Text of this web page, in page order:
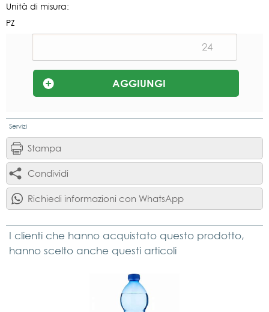
Unità di misura:
PZ
Servizi
Stampa
Condividi
Richiedi informazioni con WhatsApp
I clienti che hanno acquistato questo prodotto,
hanno scelto anche questi articoli